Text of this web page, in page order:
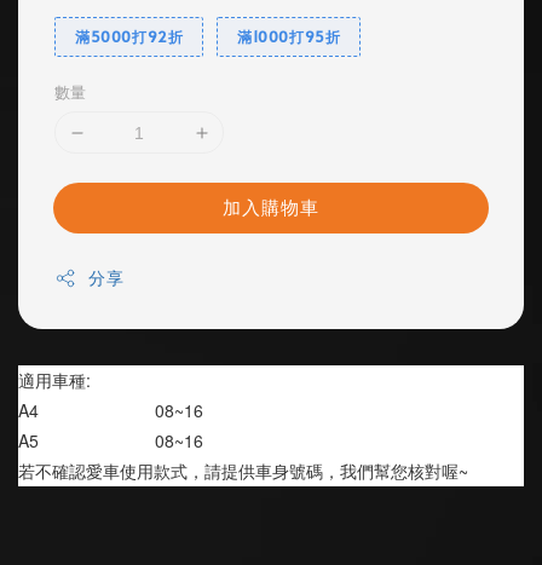
滿5000打92折 滿1000打95折
數量
加入購物車
分享
適用車種:
A4                        08~16
A5                        08~16
若不確認愛車使用款式，請提供車身號碼，我們幫您核對喔~